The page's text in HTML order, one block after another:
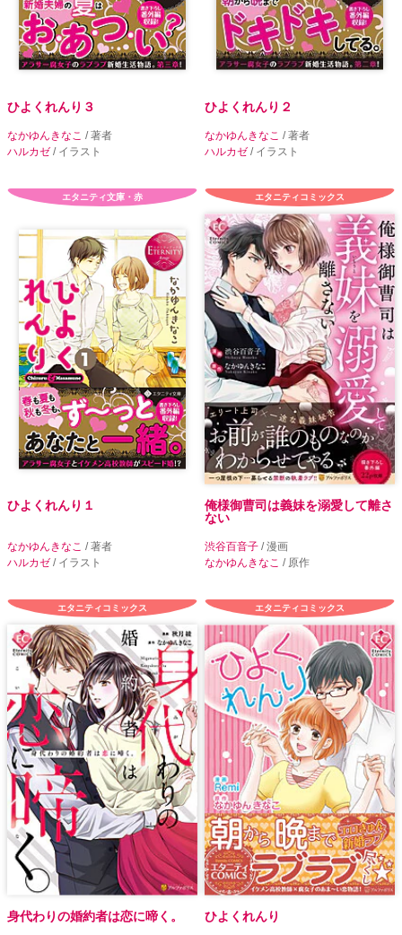
ひよくれんり３
なかゆんきなこ / 著者
ハルカゼ / イラスト
ひよくれんり２
なかゆんきなこ / 著者
ハルカゼ / イラスト
エタニティ文庫・赤
ひよくれんり１
なかゆんきなこ / 著者
ハルカゼ / イラスト
エタニティコミックス
俺様御曹司は義妹を溺愛して離さ
ない
渋谷百音子 / 漫画
なかゆんきなこ / 原作
エタニティコミックス
身代わりの婚約者は恋に啼く。
エタニティコミックス
ひよくれんり